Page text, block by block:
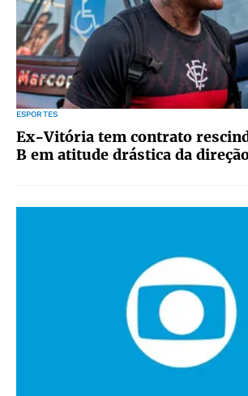
ESPORTES
Ex-Vitória tem contrato
B em atitude drástica da